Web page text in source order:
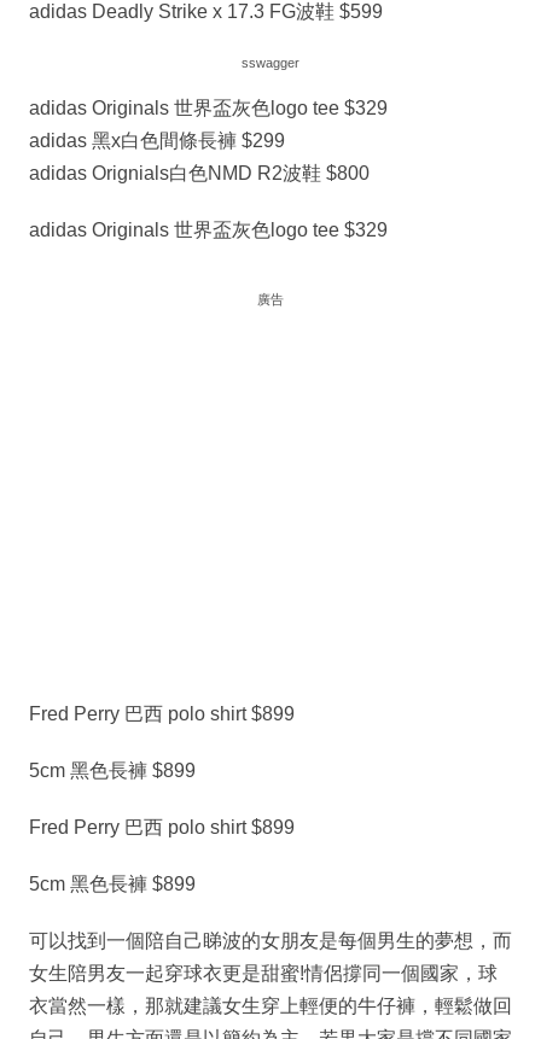
adidas Deadly Strike x 17.3 FG波鞋 $599
sswagger
adidas Originals 世界盃灰色logo tee $329
adidas 黑x白色間條長褲 $299
adidas Orignials白色NMD R2波鞋 $800
adidas Originals 世界盃灰色logo tee $329
廣告
Fred Perry 巴西 polo shirt $899
5cm 黑色長褲 $899
Fred Perry 巴西 polo shirt $899
5cm 黑色長褲 $899
可以找到一個陪自己睇波的女朋友是每個男生的夢想，而
女生陪男友一起穿球衣更是甜蜜!情侶撐同一個國家，球
衣當然一樣，那就建議女生穿上輕便的牛仔褲，輕鬆做回